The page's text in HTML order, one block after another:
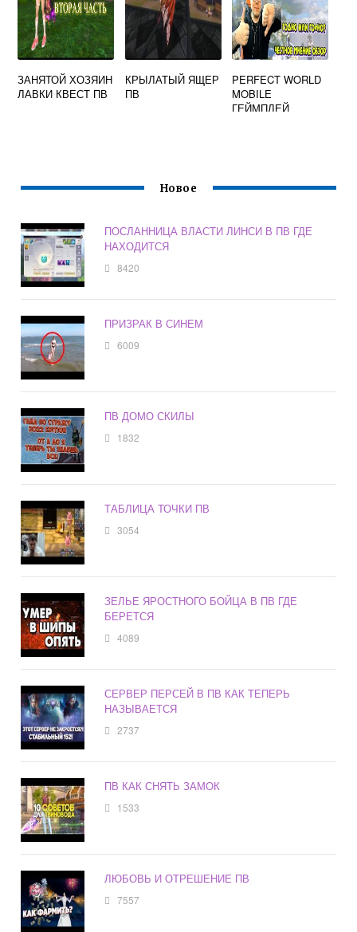
ЗАНЯТОЙ ХОЗЯИН
ЛАВКИ КВЕСТ ПВ
КРЫЛАТЫЙ ЯЩЕР
ПВ
PERFECT WORLD
MOBILE
ГЕЙМПЛЕЙ
Новое
ПОСЛАННИЦА ВЛАСТИ ЛИНСИ В ПВ ГДЕ
НАХОДИТСЯ
8420
ПРИЗРАК В СИНЕМ
6009
ПВ ДОМО СКИЛЫ
1832
ТАБЛИЦА ТОЧКИ ПВ
3054
ЗЕЛЬЕ ЯРОСТНОГО БОЙЦА В ПВ ГДЕ
БЕРЕТСЯ
4089
СЕРВЕР ПЕРСЕЙ В ПВ КАК ТЕПЕРЬ
НАЗЫВАЕТСЯ
2737
ПВ КАК СНЯТЬ ЗАМОК
1533
ЛЮБОВЬ И ОТРЕШЕНИЕ ПВ
7557